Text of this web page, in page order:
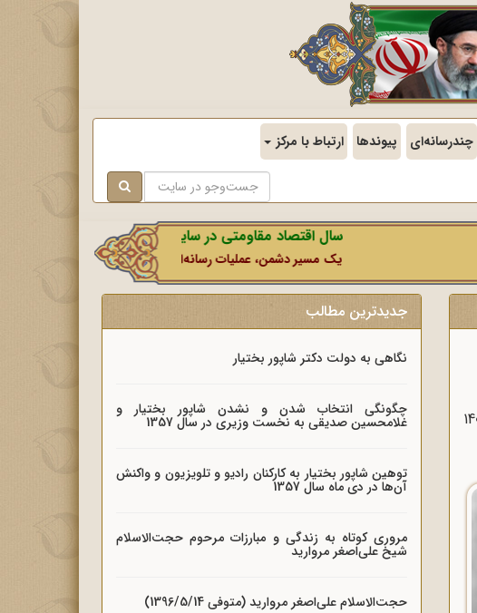
چندرسانه‌ای پیوندها ارتباط با مرکز
سال اقتصاد مقاومتی در سایه وحدت ملی و امنیت ملی.
یک مسیر دشمن، عملیات رسانه‌ای او است که در این ایام بطور خاص با
جدیدترین مطالب
نگاهی به دولت دکتر شاپور بختیار
چگونگی انتخاب شدن و نشدن شاپور بختیار و
غلامحسین صدیقی به نخست وزیری در سال 1357
توهین شاپور بختیار به کارکنان رادیو و تلویزیون و واکنش
آن‌ها در دی ماه سال 1357
مروری کوتاه به زندگی و مبارزات مرحوم حجت‌الاسلام
شیخ علی‌اصغر مروارید
حجت‌الاسلام علی‌اصغر مروارید (متوفی 1396/5/14)